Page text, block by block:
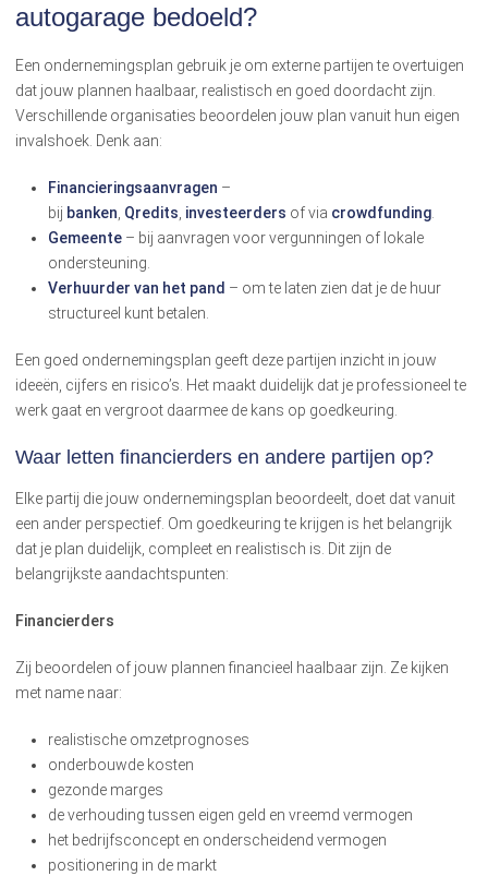
autogarage bedoeld?
Een ondernemingsplan gebruik je om externe partijen te overtuigen
dat jouw plannen haalbaar, realistisch en goed doordacht zijn.
Verschillende organisaties beoordelen jouw plan vanuit hun eigen
invalshoek. Denk aan:
Financieringsaanvragen –
bij banken Qredits investeerders of via crowdfunding
Gemeente – bij aanvragen voor vergunningen of lokale
ondersteuning.
Verhuurder van het pand – om te laten zien dat je de huur
structureel kunt betalen.
Een goed ondernemingsplan geeft deze partijen inzicht in jouw
ideeën, cijfers en risico’s. Het maakt duidelijk dat je professioneel te
werk gaat en vergroot daarmee de kans op goedkeuring.
Waar letten financierders en andere partijen op?
Elke partij die jouw ondernemingsplan beoordeelt, doet dat vanuit
een ander perspectief. Om goedkeuring te krijgen is het belangrijk
dat je plan duidelijk, compleet en realistisch is. Dit zijn de
belangrijkste aandachtspunten:
Financierders
Zij beoordelen of jouw plannen financieel haalbaar zijn. Ze kijken
met name naar:
realistische omzetprognoses
onderbouwde kosten
gezonde marges
de verhouding tussen eigen geld en vreemd vermogen
het bedrijfsconcept en onderscheidend vermogen
positionering in de markt